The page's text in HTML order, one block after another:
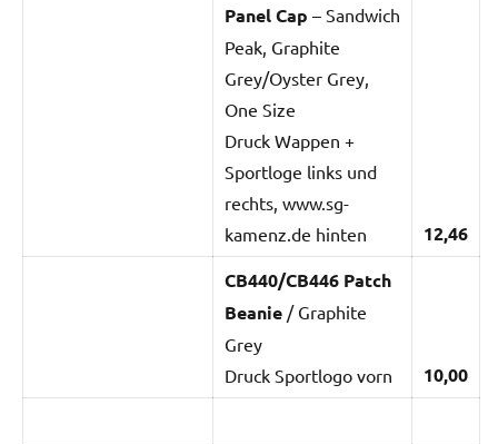
Panel Cap – Sandwich
Peak, Graphite
Grey/Oyster Grey,
One Size
Druck Wappen +
Sportloge links und
rechts, www.sg-
kamenz.de hinten
12,46
CB440/CB446 Patch
Beanie/ Graphite
Grey
Druck Sportlogo vorn
10,00